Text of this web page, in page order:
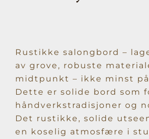
Rustikke salongbord –
av grove, robuste
midtpunkt – ikke minst
Dette er solide bord som
håndverkstradisjoner og
Det rustikke, solide
en koselig atmosfære i